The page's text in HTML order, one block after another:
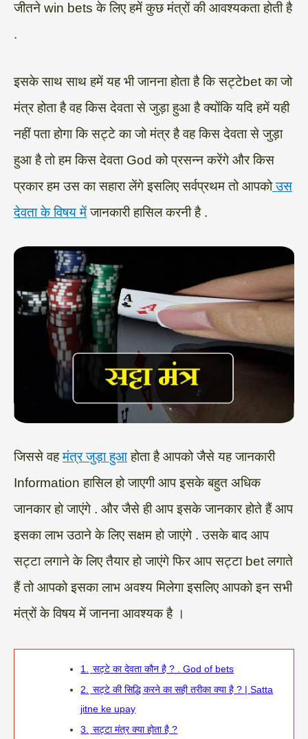
जीतने win bets के लिए हमें कुछ मंत्रों की आवश्यकता होती है
.
इसके साथ साथ हमें यह भी जानना होता है कि सट्टेbet का जो
मंत्र होता है वह किस देवता से जुड़ा हुआ है क्योंकि यदि हमें यही
नहीं पता होगा कि सट्टे का जो मंत्र है वह किस देवता से जुड़ा
हुआ है तो हम किस देवता God को प्रसन्न करेंगे और किस
प्रकार हम उस का सहारा लेंगे इसलिए सर्वप्रथम तो आपकोउस
देवता के विषय मेंजानकारी हासिल करनी है .
जिससे वहमंत्र जुड़ा हुआहोता है आपको जैसे यह जानकारी
Information हासिल हो जाएगी आप इसके बहुत अधिक
जानकार हो जाएंगे . और जैसे ही आप इसके जानकार होते हैं आप
इसका लाभ उठाने के लिए सक्षम हो जाएंगे . उसके बाद आप
सट्टा लगाने के लिए तैयार हो जाएंगे फिर आप सट्टा bet लगाते
हैं तो आपको इसका लाभ अवश्य मिलेगा इसलिए आपको इन सभी
मंत्रों के विषय में जानना आवश्यक है ।
1.
सट्टे का देवता कौन है ? . God of bets
2.
सट्टे की सिद्धि करने का सही तरीका क्या है ? | Satta
jitne ke upay
3.
सट्टा मंत्र क्या होता है ?